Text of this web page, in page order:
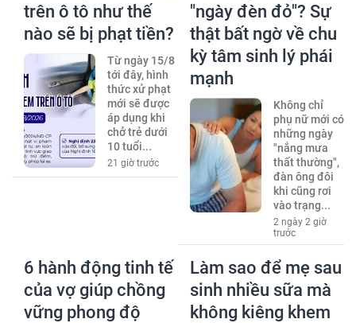
trên ô tô như thế
nào sẽ bị phạt tiền?
Từ ngày 15/8
tới đây, hình
thức xử phạt
mới sẽ được
áp dụng khi
chở trẻ dưới
10 tuổi...
21 giờ trước
"ngày đèn đỏ"? Sự
thật bất ngờ về chu
kỳ tâm sinh lý phái
mạnh
Không chỉ
phụ nữ mới có
những ngày
"nắng mưa
thất thường",
đàn ông đôi
khi cũng rơi
vào trạng...
2 ngày 2 giờ
trước
6 hành động tinh tế
của vợ giúp chồng
vững phong độ
Làm sao để mẹ sau
sinh nhiều sữa mà
không kiêng khem